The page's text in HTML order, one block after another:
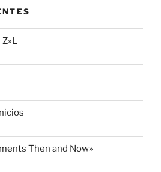
Then and Now»